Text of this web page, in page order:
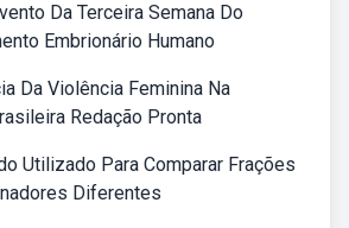
Da Terceira Semana Do
Embrionário Humano
Da Violência Feminina Na
Redação Pronta
Utilizado Para Comparar Frações
Diferentes